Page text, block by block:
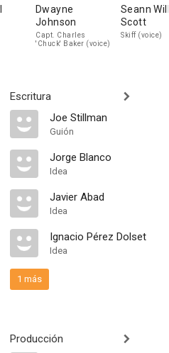
Dwayne
Johnson
Capt. Charles
'Chuck' Baker (voice)
Seann
Scott
Skiff (voice)
Escritura
Joe Stillman
Guión
Jorge Blanco
Idea
Javier Abad
Idea
Ignacio Pérez Dolset
Idea
1 más
Producción